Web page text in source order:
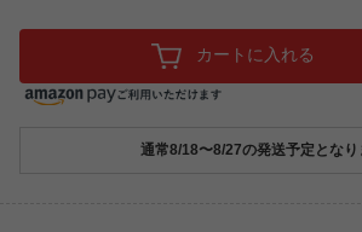
カートに入れる
通常8/18〜8/27の発送予定となり